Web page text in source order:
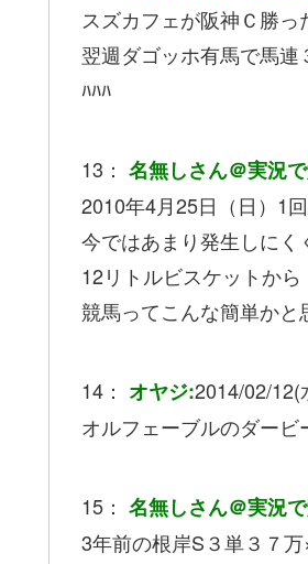
スズカフェが阪神Ｃ勝
翌週ダゴッホ有馬で馬
ﾊﾊﾊ
13： 名無しさん＠実況
2010年4月25日（日）1
今ではあまり発生しに
12リトルビスケットか
競馬ってこんな簡単かと
14： オヤジ:2014/02/12(
オルフェーブルのダー
15： 名無しさん＠実況
3年前の根岸S３単３７